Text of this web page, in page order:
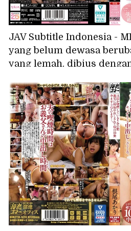
JAV Subtitle Indonesia -
yang belum dewasa
yang lemah, dibius
vaginanya berkedut
mencapai orgasme tak
penis besar ayah tirinya,